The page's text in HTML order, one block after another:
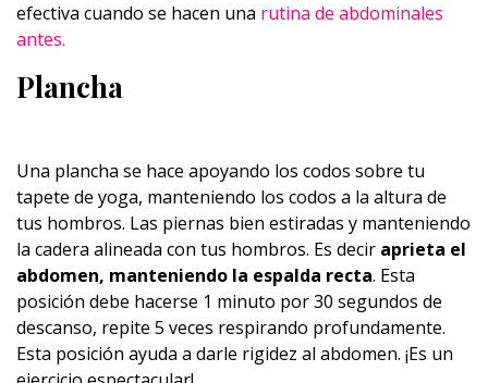
efectiva cuando se hacen una rutina de abdominales
antes.
Plancha
Una plancha se hace apoyando los codos sobre tu
tapete de yoga, manteniendo los codos a la altura de
tus hombros. Las piernas bien estiradas y manteniendo
la cadera alineada con tus hombros. Es decir aprieta el
abdomen, manteniendo la espalda recta. Esta
posición debe hacerse 1 minuto por 30 segundos de
descanso, repite 5 veces respirando profundamente.
Esta posición ayuda a darle rigidez al abdomen. ¡Es un